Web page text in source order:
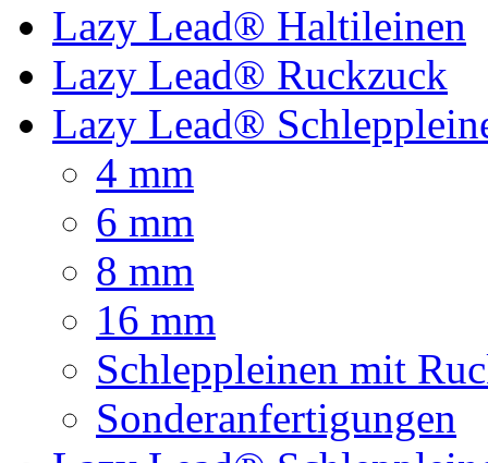
Lazy Lead® Haltileinen
Lazy Lead® Ruckzuck
Lazy Lead®
4 mm
6 mm
8 mm
16 mm
Schleppleinen mit
Sonderanfertigungen